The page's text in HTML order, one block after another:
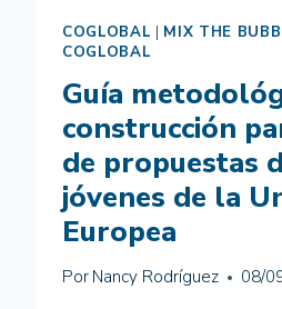
COGLOBAL | MIX THE
COGLOBAL
Guía
construcción
de propuestas
jóvenes de la
Europea
Por Nancy Rodríguez 08/